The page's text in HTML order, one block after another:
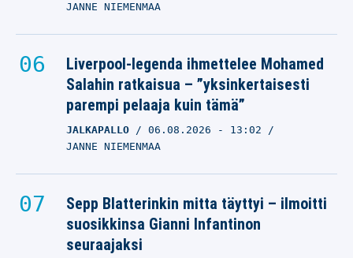
JANNE NIEMENMAA
Liverpool-legenda ihmettelee Mohamed
Salahin ratkaisua – ”yksinkertaisesti
parempi pelaaja kuin tämä”
JALKAPALLO 06.08.2026 - 13:02
JANNE NIEMENMAA
Sepp Blatterinkin mitta täyttyi – ilmoitti
suosikkinsa Gianni Infantinon
seuraajaksi